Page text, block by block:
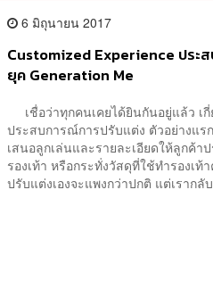
6 มิถุนายน 2017
Customized Experience ประ
ยุค Generation Me
เชื่อว่าทุกคนเคยได้ยินกันอยู่แล้ว เกี่
ประสบการณ์การปรับแต่ง ตัวอย่างแ
เสนอลูกเล่นและรายละเอียดให้ลูกค้
รองเท้า หรือกระทั่งวัสดุที่ใช้ทำรองเ
ปรับแต่งเองจะแพงกว่าปกติ แต่เรากลั